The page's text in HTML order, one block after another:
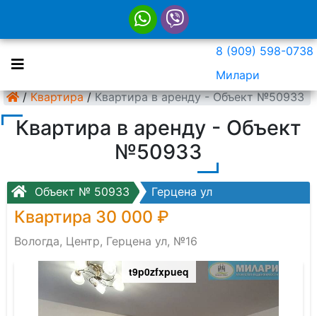
8 (909) 598-0738
Милари
/ Квартира / Квартира в аренду - Объект №50933
Квартира в аренду - Объект
№50933
Объект № 50933 Герцена ул
Квартира 30 000 ₽
Вологда, Центр, Герцена ул, №16
t9p0zfxpueq